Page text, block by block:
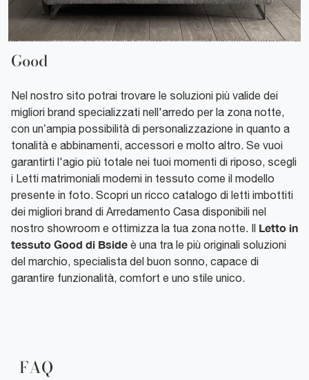
Good
Nel nostro sito potrai trovare le soluzioni più valide dei
migliori brand specializzati nell'arredo per la zona notte,
con un’ampia possibilità di personalizzazione in quanto a
tonalità e abbinamenti, accessori e molto altro. Se vuoi
garantirti l'agio più totale nei tuoi momenti di riposo, scegli
i Letti matrimoniali moderni in tessuto come il modello
presente in foto. Scopri un ricco catalogo di letti imbottiti
dei migliori brand di Arredamento Casa disponibili nel
nostro showroom e ottimizza la tua zona notte. Il Letto in
tessuto Good di Bside è una tra le più originali soluzioni
del marchio, specialista del buon sonno, capace di
garantire funzionalità, comfort e uno stile unico.
FAQ